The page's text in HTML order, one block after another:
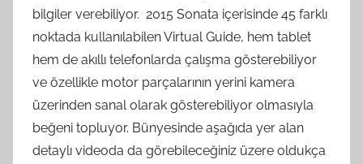
bilgiler verebiliyor. 2015 Sonata içerisinde 45 farklı
noktada kullanılabilen Virtual Guide, hem tablet
hem de akıllı telefonlarda çalışma gösterebiliyor
ve özellikle motor parçalarının yerini kamera
üzerinden sanal olarak gösterebiliyor olmasıyla
beğeni topluyor. Bünyesinde aşağıda yer alan
detaylı videoda da görebileceğiniz üzere oldukça